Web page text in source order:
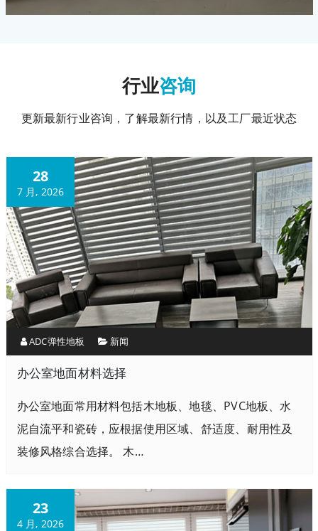
行业咨询
更新最新行业咨询，了解最新行情，以及工厂最近状态
28
7 月, 2026
ADC弹性地板 新闻
办公室地面材料选择
办公室地面常用材料包括木地板、地毯、PVC地板、水
泥自流平和瓷砖，应根据使用区域、舒适度、耐用性及
装修风格综合选择。 木…
23
4 月, 2026